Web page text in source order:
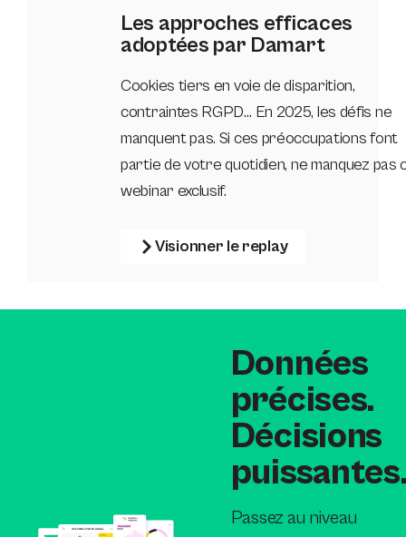
Les approches efficaces
adoptées par Damart
Cookies tiers en voie de disparition,
contraintes RGPD… En 2025, les défis ne
manquent pas. Si ces préoccupations font
partie de votre quotidien, ne manquez pas
webinar exclusif.
Visionner le replay
Données
précises.
Décisions
Passez au niveau